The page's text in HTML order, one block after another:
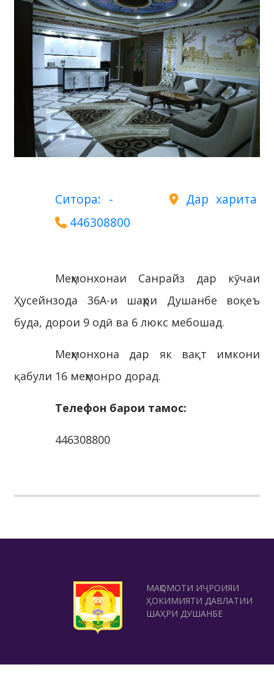
Ситора: -
Дар харита
446308800
Меҳмонхонаи Санрайз дар кӯчаи
Ҳусейнзода 36А-и шаҳри Душанбе воқеъ
буда, дорои 9 одӣ ва 6 люкс мебошад.
Меҳмонхона дар як вақт имкони
қабули 16 меҳмонро дорад.
Телефон барои тамос:
446308800
МАҚОМОТИ ИҶРОИЯИ
ҲОКИМИЯТИ ДАВЛАТИИ
ШАҲРИ ДУШАНБЕ